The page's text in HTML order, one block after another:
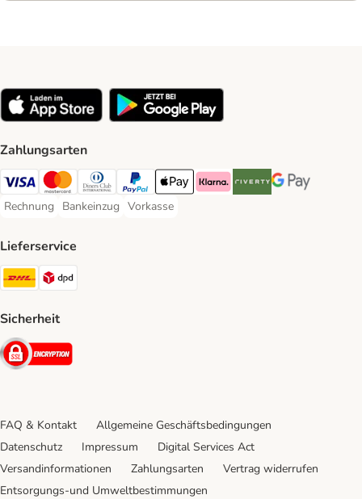
Zahlungsarten
Visa Payment Method
Mastercard Payment Method
Diners Club Payment Method
PayPal Payment Method
Apple Pay Payment Method
Klarna Payment Method
Riverty Payment Method
Google Pay
Rechnung
Rechnung Payment Method
Bankeinzug
Bankeinzug Payment Method
Vorkasse
Vorkasse Payment Method
Lieferservice
DHL Shipping Method
Sicherheit
Security
FAQ & Kontakt
Allgemeine Geschäftsbedingungen
Datenschutz
Impressum
Digital Services Act
Versandinformationen
Zahlungsarten
Vertrag widerrufen
Entsorgungs-und Umweltbestimmungen